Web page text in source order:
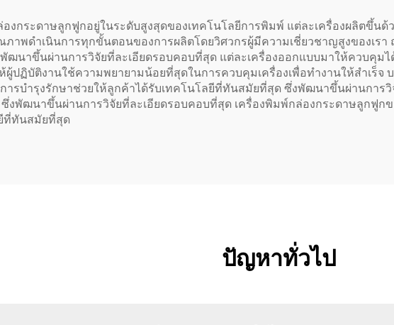
องกระดาษลูกฟูกอยู่ในระดับสูงสุดของเทคโนโลยีการพิมพ์ แต่ละเครื่องผลิตขึ้
าพดำเนินการทุกขั้นตอนของการผลิตโดยวิศวกรผู้มีความเชี่ยวชาญสูงของเรา
นาขึ้นผ่านการวิจัยที่ละเอียดรอบคอบที่สุด แต่ละเครื่องออกแบบมาให้ควบคุม
ปฏิบัติงานใช้ความพยายามน้อยที่สุดในการควบคุมเครื่องเพื่อทำงานให้สำเร็จ
รบำรุงรักษาช่วยให้ลูกค้าได้รับเทคโนโลยีที่ทันสมัยที่สุด ซึ่งพัฒนาขึ้นผ่านการ
พัฒนาขึ้นผ่านการวิจัยที่ละเอียดรอบคอบที่สุด เครื่องพิมพ์กล่องกระดาษลูกฟูก
ที่ทันสมัยที่สุด
ปัญหาทั่วไป